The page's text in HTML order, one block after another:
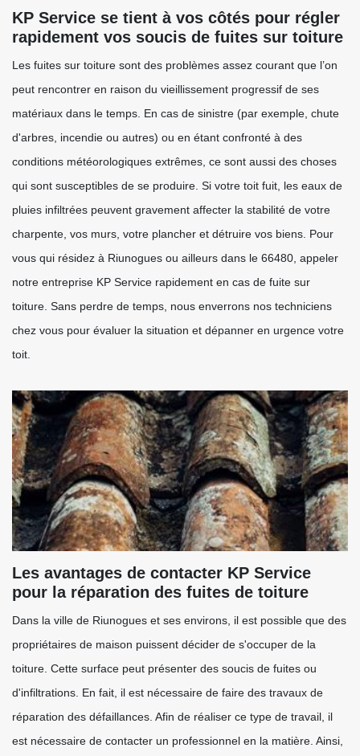
KP Service se tient à vos côtés pour régler
rapidement vos soucis de fuites sur toiture
Les fuites sur toiture sont des problèmes assez courant que l’on
peut rencontrer en raison du vieillissement progressif de ses
matériaux dans le temps. En cas de sinistre (par exemple, chute
d'arbres, incendie ou autres) ou en étant confronté à des
conditions météorologiques extrêmes, ce sont aussi des choses
qui sont susceptibles de se produire. Si votre toit fuit, les eaux de
pluies infiltrées peuvent gravement affecter la stabilité de votre
charpente, vos murs, votre plancher et détruire vos biens. Pour
vous qui résidez à Riunogues ou ailleurs dans le 66480, appeler
notre entreprise KP Service rapidement en cas de fuite sur
toiture. Sans perdre de temps, nous enverrons nos techniciens
chez vous pour évaluer la situation et dépanner en urgence votre
toit.
Les avantages de contacter KP Service
pour la réparation des fuites de toiture
Dans la ville de Riunogues et ses environs, il est possible que des
propriétaires de maison puissent décider de s'occuper de la
toiture. Cette surface peut présenter des soucis de fuites ou
d'infiltrations. En fait, il est nécessaire de faire des travaux de
réparation des défaillances. Afin de réaliser ce type de travail, il
est nécessaire de contacter un professionnel en la matière. Ainsi,